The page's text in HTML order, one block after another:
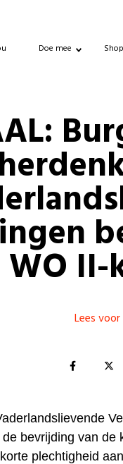
Doe mee Shop
II-
Lees voor
bevrijding van de
plechtigheid